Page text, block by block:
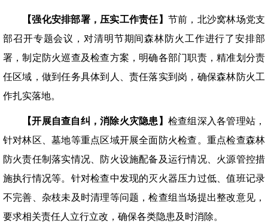
【强化安排部署，压实工作责任】 节前，北沙窝林场党支
部召开专题会议，对清明节期间森林防火工作进行了安排部
署，制定防火巡查及检查方案，明确各部门职责，精准划分责
任区域，做到任务具体到人、责任落实到岗，确保森林防火工
作扎实落地。
【开展自查自纠，消除火灾隐患】 检查组深入各管理站，
针对林区、墓地等重点区域开展全面防火检查。重点检查森林
防火责任制落实情况、防火设施配备及运行情况、火源管控措
施执行情况等。针对检查中发现的灭火器压力过低、值班记录
不完善、杂枝未及时清理等问题，检查组当场提出整改意见，
要求相关责任人立行立改，确保各类隐患及时消除。